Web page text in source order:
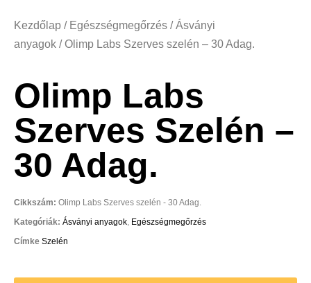
Kezdőlap / Egészségmegőrzés /Ásványi
anyagok / Olimp Labs Szerves szelén – 30 Adag.
Olimp Labs
Szerves Szelén –
30 Adag.
Cikkszám: Olimp Labs Szerves szelén - 30 Adag.
Kategóriák: Ásványi anyagok, Egészségmegőrzés
Címke Szelén